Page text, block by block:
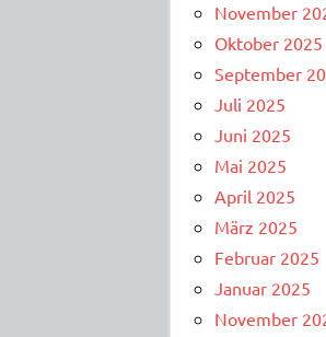
November
Oktober 2025
September
Juli 2025
Juni 2025
Mai 2025
April 2025
März 2025
Februar 2025
Januar 2025
November